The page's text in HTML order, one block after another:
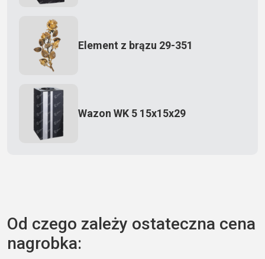
Element z brązu 29-351
Wazon WK 5 15x15x29
Książka 2
Od czego zależy ostateczna cena
nagrobka: